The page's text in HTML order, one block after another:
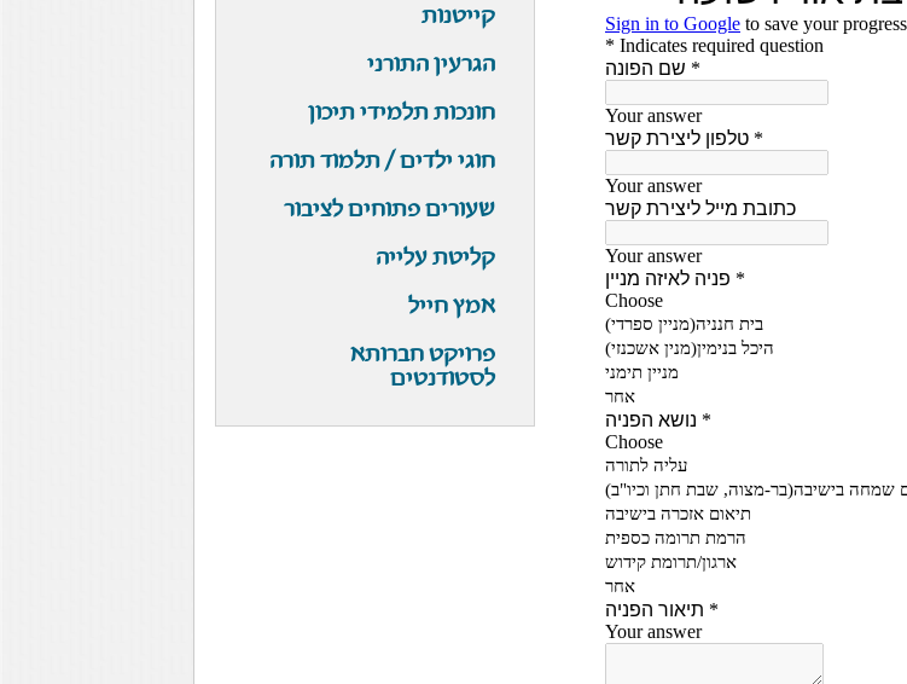
קייטנות
הגרעין התורני
חונכות תלמידי תיכון
חוגי ילדים / תלמוד תורה
שעורים פתוחים לציבור
קליטת עלייה
אמץ חייל
פרויקט חברותא
לסטודנטים